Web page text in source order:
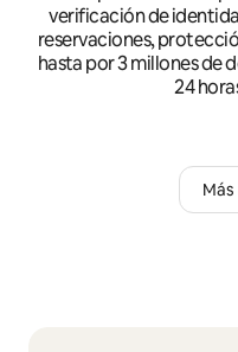
verificación de
reservaciones,
hasta por 3 millones de
24